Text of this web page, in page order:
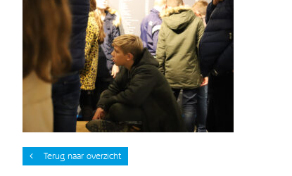
Terug naar overzicht